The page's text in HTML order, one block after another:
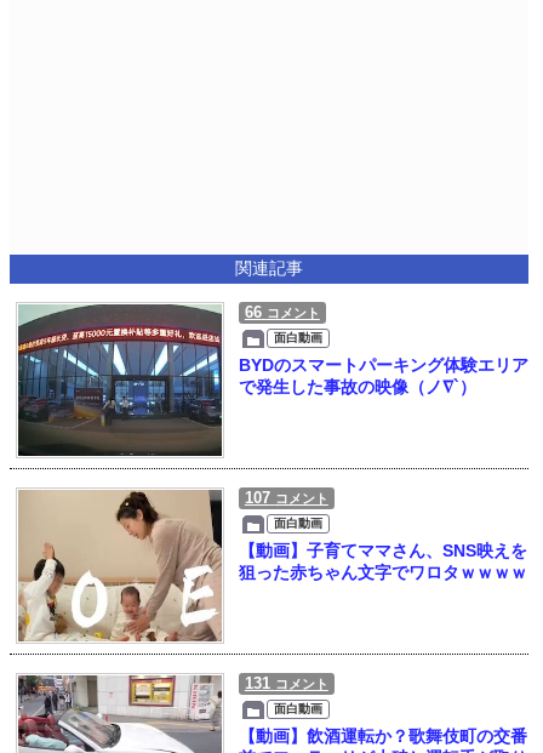
関連記事
66 コメント
面白動画
BYDのスマートパーキング体験エリア
で発生した事故の映像（ノ∇`）
107 コメント
面白動画
【動画】子育てママさん、SNS映えを
狙った赤ちゃん文字でワロタｗｗｗｗ
131 コメント
面白動画
【動画】飲酒運転か？歌舞伎町の交番